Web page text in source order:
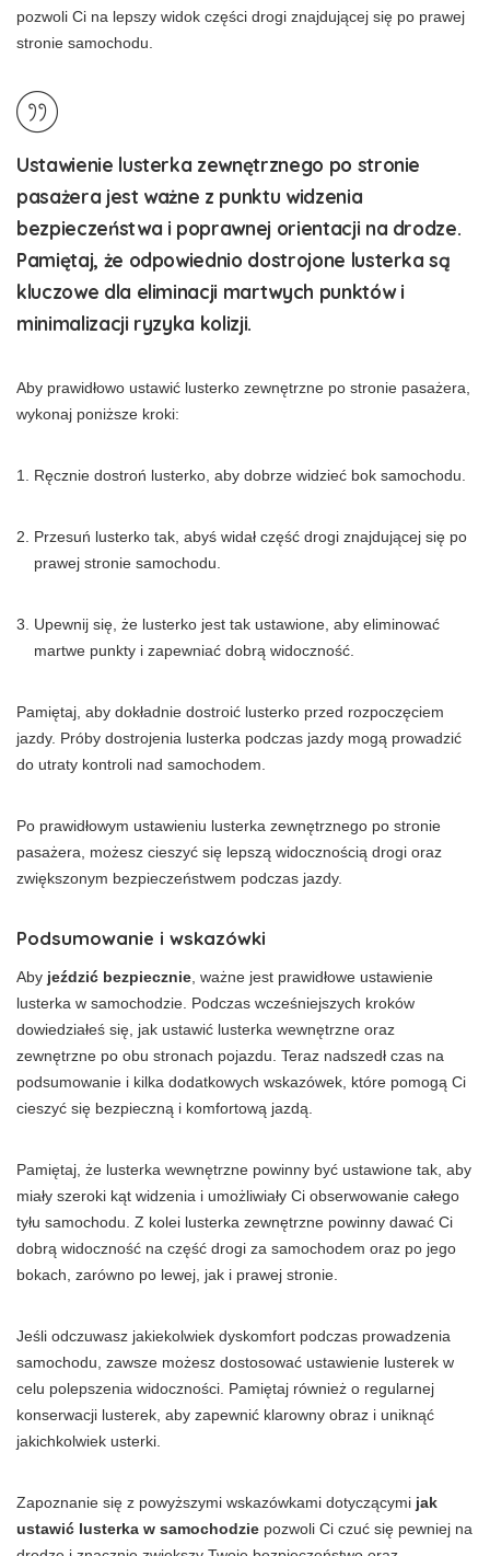
pozwoli Ci na lepszy widok części drogi znajdującej się po prawej
stronie samochodu.
Ustawienie lusterka zewnętrznego po stronie
pasażera jest ważne z punktu widzenia
bezpieczeństwa i poprawnej orientacji na drodze.
Pamiętaj, że odpowiednio dostrojone lusterka są
kluczowe dla eliminacji martwych punktów i
minimalizacji ryzyka kolizji.
Aby prawidłowo ustawić lusterko zewnętrzne po stronie pasażera,
wykonaj poniższe kroki:
Ręcznie dostroń lusterko, aby dobrze widzieć bok samochodu.
Przesuń lusterko tak, abyś widał część drogi znajdującej się po
prawej stronie samochodu.
Upewnij się, że lusterko jest tak ustawione, aby eliminować
martwe punkty i zapewniać dobrą widoczność.
Pamiętaj, aby dokładnie dostroić lusterko przed rozpoczęciem
jazdy. Próby dostrojenia lusterka podczas jazdy mogą prowadzić
do utraty kontroli nad samochodem.
Po prawidłowym ustawieniu lusterka zewnętrznego po stronie
pasażera, możesz cieszyć się lepszą widocznością drogi oraz
zwiększonym bezpieczeństwem podczas jazdy.
Podsumowanie i wskazówki
Aby jeździć bezpiecznie, ważne jest prawidłowe ustawienie
lusterka w samochodzie. Podczas wcześniejszych kroków
dowiedziałeś się, jak ustawić lusterka wewnętrzne oraz
zewnętrzne po obu stronach pojazdu. Teraz nadszedł czas na
podsumowanie i kilka dodatkowych wskazówek, które pomogą Ci
cieszyć się bezpieczną i komfortową jazdą.
Pamiętaj, że lusterka wewnętrzne powinny być ustawione tak, aby
miały szeroki kąt widzenia i umożliwiały Ci obserwowanie całego
tyłu samochodu. Z kolei lusterka zewnętrzne powinny dawać Ci
dobrą widoczność na część drogi za samochodem oraz po jego
bokach, zarówno po lewej, jak i prawej stronie.
Jeśli odczuwasz jakiekolwiek dyskomfort podczas prowadzenia
samochodu, zawsze możesz dostosować ustawienie lusterek w
celu polepszenia widoczności. Pamiętaj również o regularnej
konserwacji lusterek, aby zapewnić klarowny obraz i uniknąć
jakichkolwiek usterki.
Zapoznanie się z powyższymi wskazówkami dotyczącymi jak
ustawić lusterka w samochodzie pozwoli Ci czuć się pewniej na